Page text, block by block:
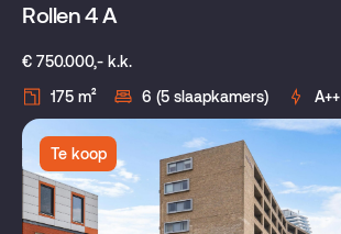
Rollen 4 A
€ 750.000,- k.k.
175 m²
6 (5 slaapkamers) A++
Te koop